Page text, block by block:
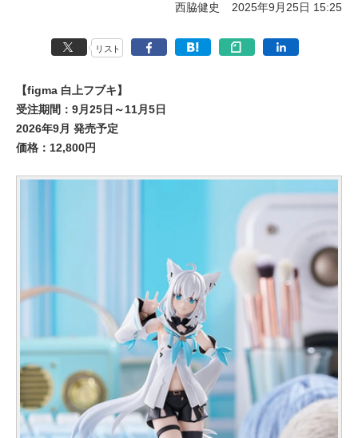
西脇健史 2025年9月25日 15:25
リスト
【figma 白上フブキ】
受注期間：9月25日～11月5日
2026年9月 発売予定
価格：12,800円